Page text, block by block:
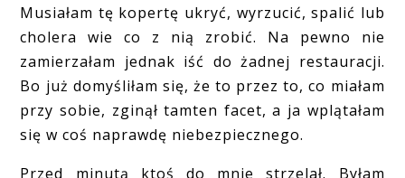
Musiałam tę kopertę ukryć, wyrzucić, spalić lub
cholera wie co z nią zrobić. Na pewno nie
zamierzałam jednak iść do żadnej restauracji.
Bo już domyśliłam się, że to przez to, co miałam
przy sobie, zginął tamten facet, a ja wplątałam
się w coś naprawdę niebezpiecznego.
Przed minutą ktoś do mnie strzelał. Byłam